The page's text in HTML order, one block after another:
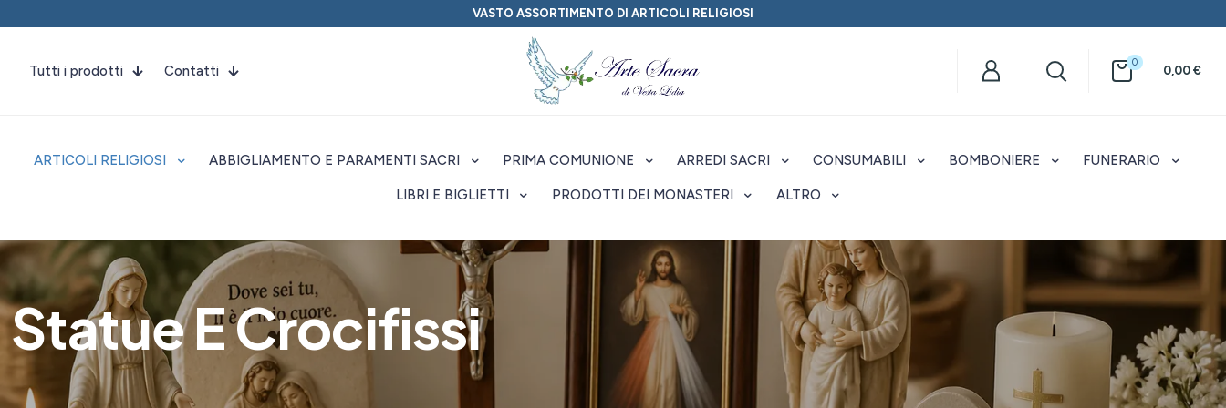
VASTO ASSORTIMENTO DI ARTICOLI RELIGIOSI
Tutti i prodotti Contatti
0
0,00€
ARTICOLI RELIGIOSI ABBIGLIAMENTO E PARAMENTI SACRI PRIMA COMUNIONE ARREDI SACRI CONSUMABILI BOMBONIERE FUNERARIO
LIBRI E BIGLIETTI PRODOTTI DEI MONASTERI ALTRO
Statue E Crocifissi